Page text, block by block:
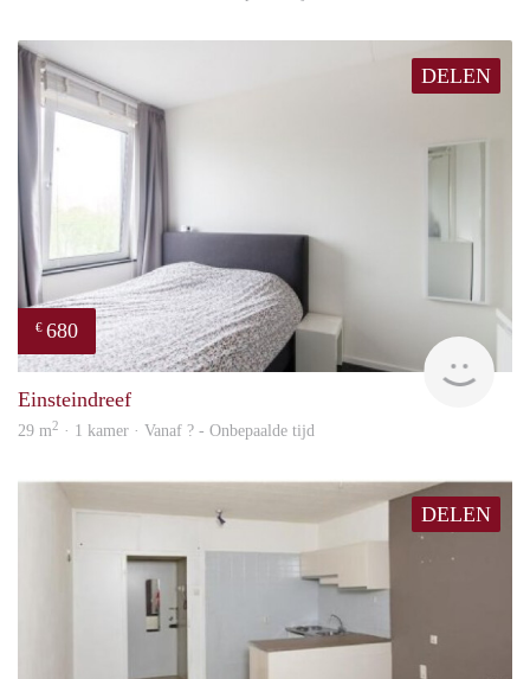
DELEN
€ 680
Einsteindreef
29 m2 · 1 kamer · Vanaf ? - Onbepaalde tijd
DELEN